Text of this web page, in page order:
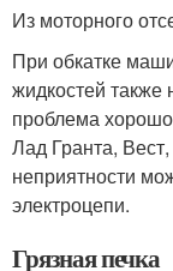
Из моторного
При обкатке
жидкостей
проблема
Лад Гранта,
неприятности
электроцепи.
Грязная печка